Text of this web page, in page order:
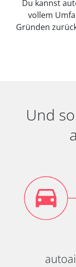
Du kannst
vollem
Gründen
Und